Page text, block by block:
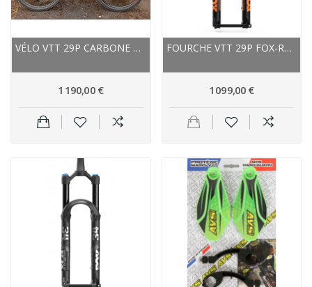
VÉLO VTT 29P CARBONE SCOTT SCALE 940 NOIR DÉCOR...
1 190,00 €
FOURCHE VTT 29P FOX-RACING-SHOX 2024 34 FLOAT...
1 099,00 €